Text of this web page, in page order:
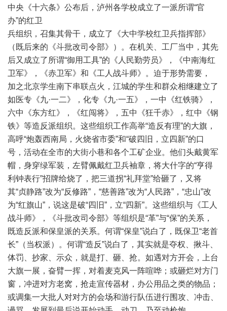
中央《十六条》公布后，泸州各学校成立了一派所谓“官
办”的红卫
兵组织，召集其骨干，成立了《大中学校红卫兵指挥部》
（既后来的《斗批改司令部》）。在机关、工厂当中，其先
后又成立了所谓“御用工具”的《人民勤劳员》，《中南海红
卫军》，《赤卫军》和《工人战斗师》。迫于形势需要，
加之北京学生南下串联点火，江城的学生和群众相继建立了
如医专《九·一二》，化专《九·一五》，一中《红铁骑》，
六中《东方红》，《红闯将》，五中《狂千赤》，红中《钢
铁》等造反派组织。这些组织工作高举“造反有理”的大旗，
高呼“炮轰西南局，火烧省市委”和“破四旧，立四新”的口
号，活动在全市的大街小巷和各个工矿企业。他们头戴黄军
帽，身穿绿军装，左臂佩戴红卫兵袖章，将大什字的“亨得
利钟表行”招牌给烧了，把三道拐“礼拜堂”给砸了，又将
其“贞静路”改为“反修路”，“慈善路”改为“人民路”，“忠山”改
为“红旗山”，说这是破“四旧”，立“四新”。这些组织与《工人
战斗师》，《斗批改司令部》等组织是“革”与“保”的关系，
既造反派和保皇派的关系。何谓“保皇”说白了，既保卫“老首
长”（当权派）。何谓“造反”说白了，其实就是夺权、揪斗、
体罚、抄家、示众，就是打、砸、抢。如遇对方开会，上台
大旗一展，奋臂一挥，对着麦克风一阵喧哗；或砸烂对方门
窗，冲进对方老窝，抢走宣传器材，办公用品之类的物品；
或调集一大批人对对方的会场和游行队伍进行围攻、冲击、